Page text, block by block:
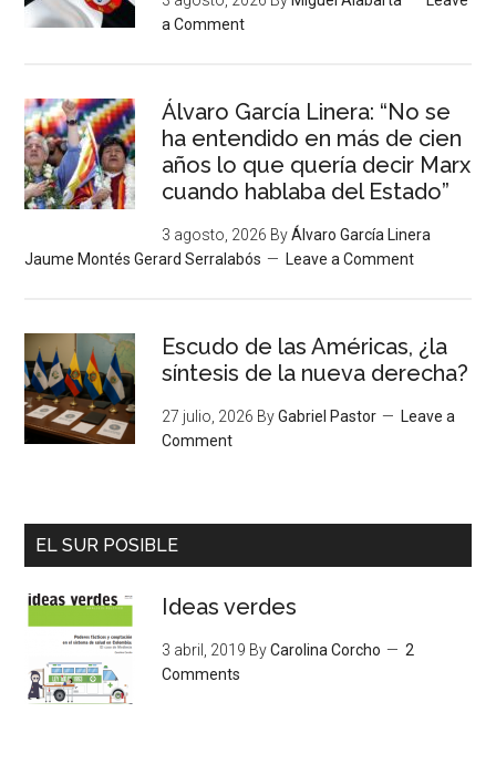
a Comment
Álvaro García Linera: “No se
ha entendido en más de cien
años lo que quería decir Marx
cuando hablaba del Estado”
3 agosto, 2026 ByÁlvaro García Linera
Jaume Montés Gerard Serralabós
Leave a Comment
Escudo de las Américas, ¿la
síntesis de la nueva derecha?
27 julio, 2026 ByGabriel Pastor
Leave a
Comment
EL SUR POSIBLE
Ideas verdes
3 abril, 2019 ByCarolina Corcho
2
Comments